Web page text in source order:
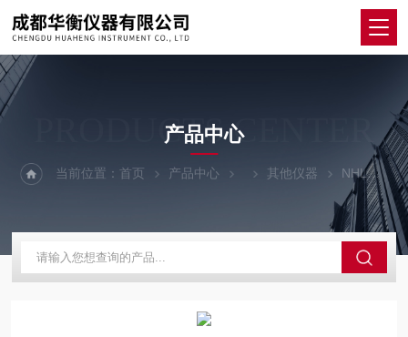
PRODUCTS CENTER
产品中心
当前位置：首页 产品中心 其他仪器 NHLS76超声波流量仪